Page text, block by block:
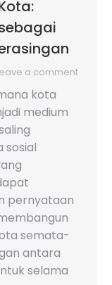
a comment
kota
medium
sosial
pernyataan
semata-
antara
selama